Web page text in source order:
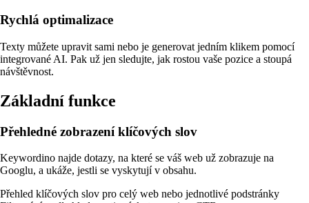
Rychlá optimalizace
Texty můžete upravit sami nebo je generovat jedním klikem pomocí
integrované AI. Pak už jen sledujte, jak rostou vaše pozice a stoupá
návštěvnost.
Základní funkce
Přehledné zobrazení klíčových slov
Keywordino najde dotazy, na které se váš web už zobrazuje na
Googlu, a ukáže, jestli se vyskytují v obsahu.
Přehled klíčových slov pro celý web nebo jednotlivé podstránky